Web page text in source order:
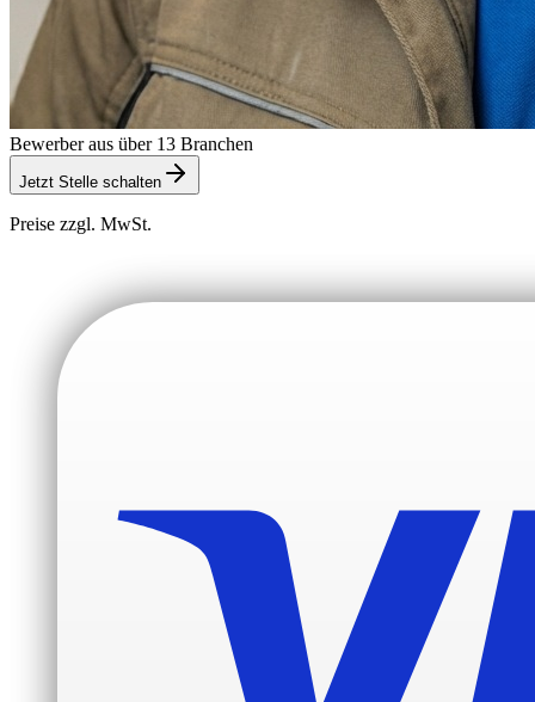
Bewerber aus über 13 Branchen
Jetzt Stelle schalten
Preise zzgl. MwSt.